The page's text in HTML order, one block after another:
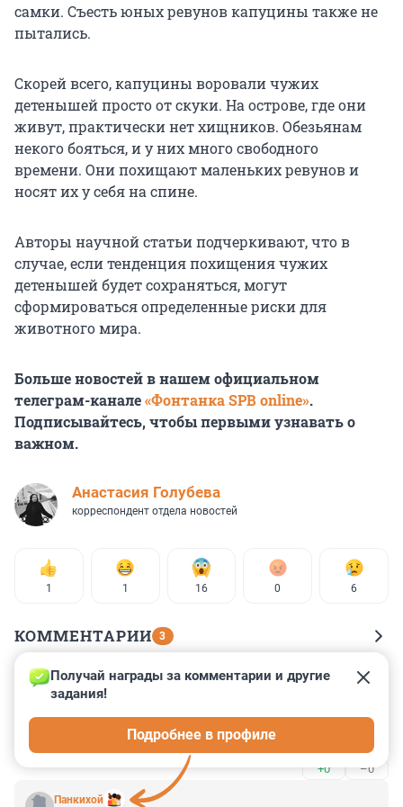
самки. Съесть юных ревунов капуцины также не
пытались.
Скорей всего, капуцины воровали чужих
детенышей просто от скуки. На острове, где они
живут, практически нет хищников. Обезьянам
некого бояться, и у них много свободного
времени. Они похищают маленьких ревунов и
носят их у себя на спине.
Авторы научной статьи подчеркивают, что в
случае, если тенденция похищения чужих
детенышей будет сохраняться, могут
сформироваться определенные риски для
животного мира.
Больше новостей в нашем официальном
телеграм-канале«Фонтанка SPB online».
Подписывайтесь, чтобы первыми узнавать о
важном.
Анастасия Голубева
корреспондент отдела новостей
1 1 16 0 6
КОММЕНТАРИИ 3
Гость
20 мая 2025, 16:03
Так вот в честь кого бульвар назывался! Век живи -
+0 –0
Панкихой
Получай награды за комментарии и другие
задания!
Подробнее в профиле